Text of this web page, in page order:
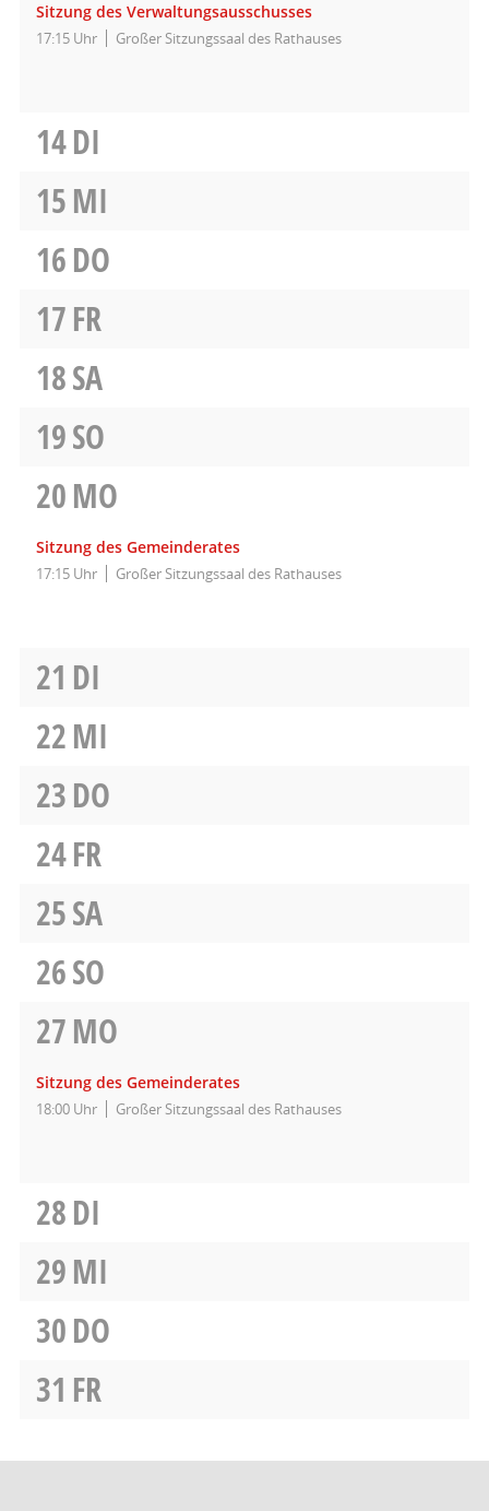
Sitzung des Verwaltungsausschusses
17:15 Uhr Großer Sitzungssaal des Rathauses
14DI
15MI
16DO
17FR
18SA
19SO
20MO
Sitzung des Gemeinderates
17:15 Uhr Großer Sitzungssaal des Rathauses
21 DI
22MI
23DO
24FR
25SA
26SO
27MO
Sitzung des Gemeinderates
18:00 Uhr Großer Sitzungssaal des Rathauses
28DI
29MI
30DO
31 FR